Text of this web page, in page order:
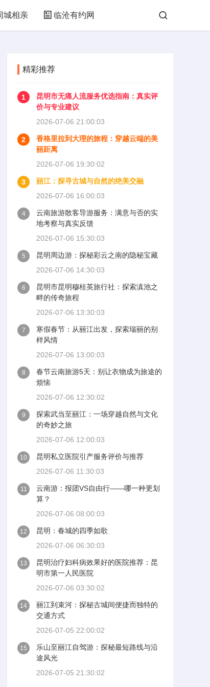
城相亲 临沧有约网
精彩推荐
1
昆明市无痛人流服务优选指南：真实评
价与专业建议
2026-07-06 21:00:03
2
香格里拉到大理的旅程：穿越云端的美
丽距离
2026-07-06 19:30:02
3
丽江：探寻古城与自然的绝美交融
2026-07-06 16:00:03
4
云南旅游散客导游服务：满意与否的实
地考察与真实反馈
2026-07-06 15:30:03
5
昆明周边游：探秘彩云之南的隐秘宝藏
2026-07-06 14:30:03
6
昆明市昆明穆桂英旅行社：探索滇池之
畔的传奇旅程
2026-07-06 13:30:03
7
寒假春节：从丽江出发，探索瑞丽的别
样风情
2026-07-06 13:00:03
8
春节云南旅游5天：别让衣物成为旅途的
烦恼
2026-07-06 12:30:02
9
探索武当至丽江：一场穿越自然与文化
的奇妙之旅
2026-07-06 12:00:03
10
昆明私立医院引产服务评价与推荐
2026-07-06 11:30:03
11
云南游：报团VS自由行——哪一种更划
算？
2026-07-06 08:00:03
12
昆明：春城的四季如歌
2026-07-06 06:30:03
13
昆明治疗妇科病效果好的医院推荐：昆
明市第一人民医院
2026-07-06 03:30:02
14
丽江到束河：探秘古城间便捷而独特的
交通方式
2026-07-05 22:00:02
15
乐山至丽江自驾游：探秘最短路线与沿
途风光
2026-07-05 21:30:02